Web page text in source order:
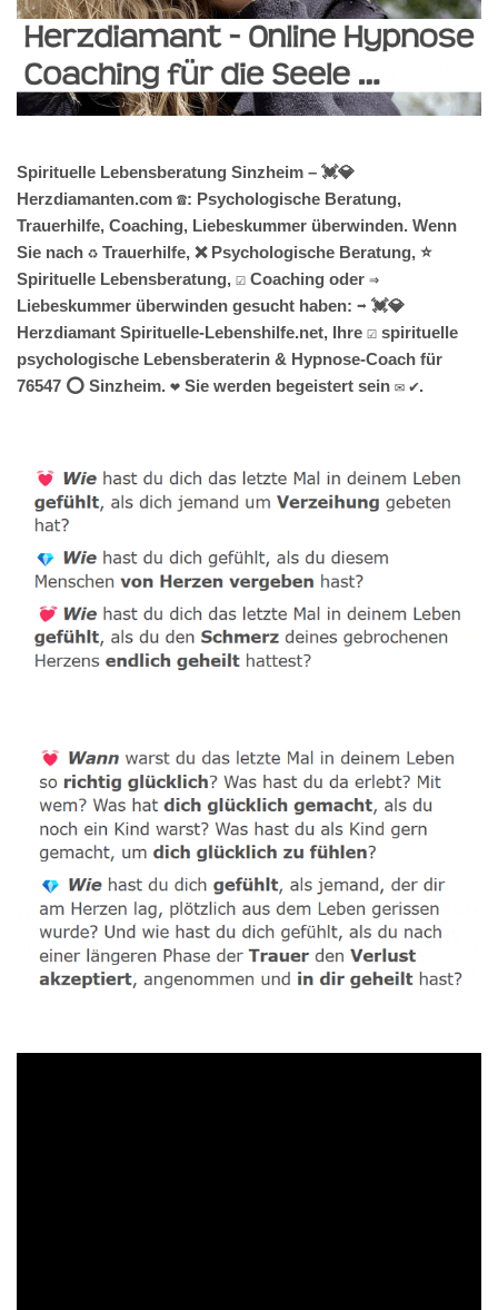
Spirituelle Lebensberatung Sinzheim – 💓️💎
Herzdiamanten.com ☎️: Psychologische Beratung,
Trauerhilfe, Coaching, Liebeskummer überwinden. Wenn
Sie nach ♻ Trauerhilfe, ❌ Psychologische Beratung, ⭐
Spirituelle Lebensberatung, ☑️ Coaching oder ⇒
Liebeskummer überwinden gesucht haben: ➡️ 💓️💎
Herzdiamant Spirituelle-Lebenshilfe.net, Ihre ☑️ spirituelle
psychologische Lebensberaterin & Hypnose-Coach für
76547 ⭕ Sinzheim. ❤ Sie werden begeistert sein ✉ ✔.